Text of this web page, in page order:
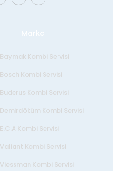
Marka
Baymak Kombi Servisi
Bosch Kombi Servisi
Buderus Kombi Servisi
Demirdöküm Kombi Servisi
E.C.A Kombi Servisi
Valiant Kombi Servisi
Viessman Kombi Servisi